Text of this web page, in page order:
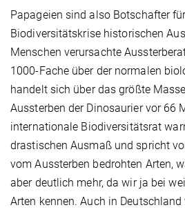
Papageien sind also Botschafter
Biodiversitätskrise historischen
Menschen verursachte
1000-Fache über der normalen
handelt sich über das größte
Aussterben der Dinosaurier vor 66
internationale Biodiversitätsrat
drastischen Ausmaß und spricht
vom Aussterben bedrohten Arten,
aber deutlich mehr, da wir ja bei
Arten kennen. Auch in